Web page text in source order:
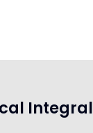
Integral